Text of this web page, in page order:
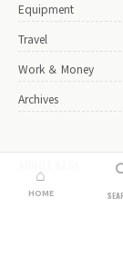
Equipment
Travel
Work ＆ Money
Archives
⌂
HOME